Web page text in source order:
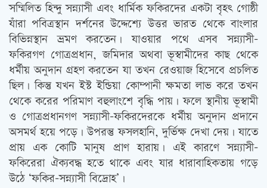
সম্মিলিত হিন্দু সন্ন্যাসী এবং ধার্মিক ফকিরদের একটা বৃহৎ গোষ্ঠী
যাঁরা পবিত্রস্থান দর্শনের উদ্দেশ্যে উত্তর ভারত থেকে বাংলার
বিভিন্নস্থান ভ্রমণ করতেন। যাওয়ার পথে এসব সন্ন্যাসী-
ফকিরগণ গোত্রপ্রধান, জমিদার অথবা ভূস্বামীদের কাছ থেকে
ধর্মীয় অনুদান গ্রহণ করতেন যা তখন রেওয়াজ হিসেবে প্রচলিত
ছিল। কিন্তু যখন ইস্ট ইন্ডিয়া কোম্পানী ক্ষমতা লাভ করে তখন
থেকে করের পরিমাণ বহুলাংশে বৃদ্ধি পায়। ফলে স্থানীয় ভূস্বামী
ও গোত্রপ্রধানগণ সন্ন্যাসী-ফকিরদেরকে ধর্মীয় অনুদান প্রদানে
অসমর্থ হয়ে পড়ে। উপরন্তু ফসলহানি, দুর্ভিক্ষ দেখা দেয়। যাতে
প্রায় এক কোটি মানুষ প্রাণ হারায়। এই কারণে সন্ন্যাসী-
ফকিরেরা ঐক্যবদ্ধ হতে থাকে এবং যার ধারাবাহিকতায় গড়ে
উঠে ‘ফকির-সন্ন্যাসী বিদ্রোহ’।